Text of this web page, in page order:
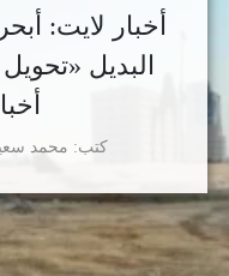
أخبار لايت:
البديل
كتب محمد